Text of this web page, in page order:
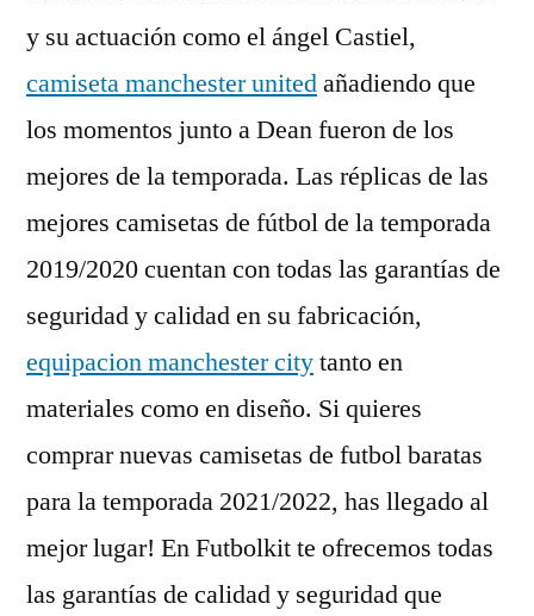
y su actuación como el ángel Castiel,
camiseta manchester unitedañadiendo que
los momentos junto a Dean fueron de los
mejores de la temporada. Las réplicas de las
mejores camisetas de fútbol de la temporada
2019/2020 cuentan con todas las garantías de
seguridad y calidad en su fabricación,
equipacion manchester citytanto en
materiales como en diseño. Si quieres
comprar nuevas camisetas de futbol baratas
para la temporada 2021/2022, has llegado al
mejor lugar! En Futbolkit te ofrecemos todas
las garantías de calidad y seguridad que